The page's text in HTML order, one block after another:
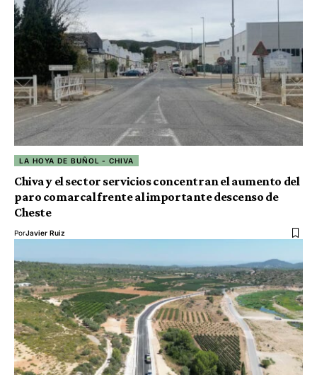
LA HOYA DE BUÑOL - CHIVA
Chiva y el sector servicios concentran el aumento del
paro comarcal frente al importante descenso de
Cheste
PorJavier Ruiz